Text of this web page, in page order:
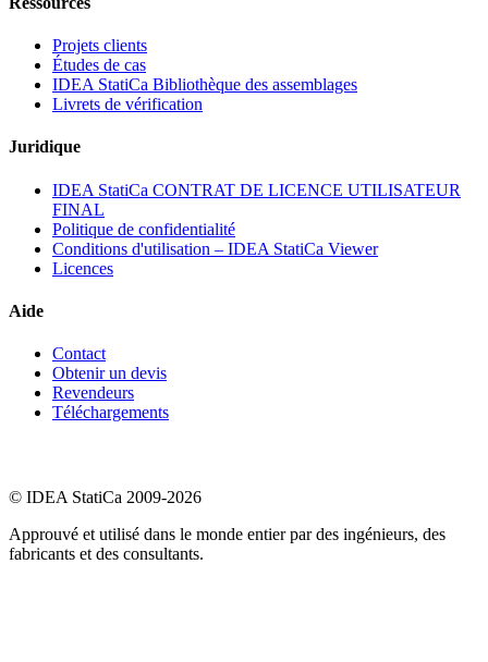
Projets clients
Études de cas
IDEA StatiCa Bibliothèque des assemblages
Livrets de vérification
Juridique
IDEA StatiCa CONTRAT DE LICENCE UTILISATEUR
FINAL
Politique de confidentialité
Conditions d'utilisation – IDEA StatiCa Viewer
Licences
Aide
Contact
Obtenir un devis
Revendeurs
Téléchargements
© IDEA StatiCa 2009-2026
Approuvé et utilisé dans le monde entier par des ingénieurs, des
fabricants et des consultants.